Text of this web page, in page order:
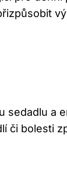
sedadlu a
či bolesti